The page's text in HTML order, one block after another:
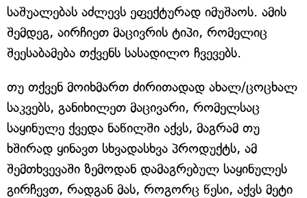
საშუალებას აძლევს ეფექტურად იმუშაოს. ამის
შემდეგ, აირჩიეთ მაცივრის ტიპი, რომელიც
შეესაბამება თქვენს სასადილო ჩვევებს.
თუ თქვენ მოიხმართ ძირითადად ახალ/ცოცხალ
საკვებს, განიხილეთ მაცივარი, რომელსაც
საყინულე ქვედა ნაწილში აქვს, მაგრამ თუ
ხშირად ყინავთ სხვადასხვა პროდუქტს, ამ
შემთხვევაში ზემოდან დამაგრებულ საყინულეს
გირჩევთ, რადგან მას, როგორც წესი, აქვს მეტი